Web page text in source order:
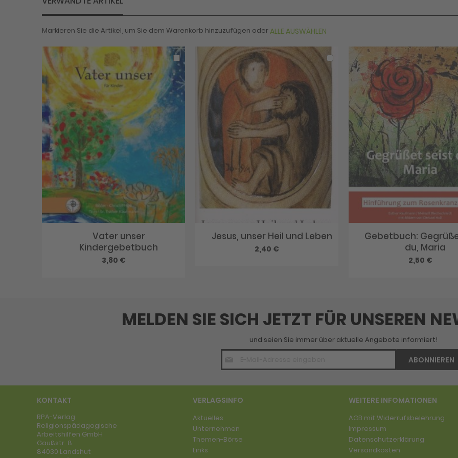
Markieren Sie die Artikel, um Sie dem Warenkorb hinzuzufügen oderALLE AUSWÄHLEN
In
den
Warenkorb
Vater unser
Kindergebetbuch
3,80 €
In
den
Warenkorb
Jesus, unser Heil und Leben
2,40 €
Gebetbuch:
du, Maria
2,50 €
MELDEN SIE SICH JETZT FÜR UNSEREN
und seien Sie immer über aktuelle Angebote informiert!
E-
Adresse
ABONNIEREN
KONTAKT
RPA-Verlag
Religionspädagogische
Arbeitshilfen GmbH
Gaußstr. 8
84030 Landshut
VERLAGSINFO
Aktuelles
Unternehmen
Themen-Börse
Links
WEITERE INFOMATIONEN
AGB mit Widerrufsbelehrung
Impressum
Datenschutzerklärung
Versandkosten